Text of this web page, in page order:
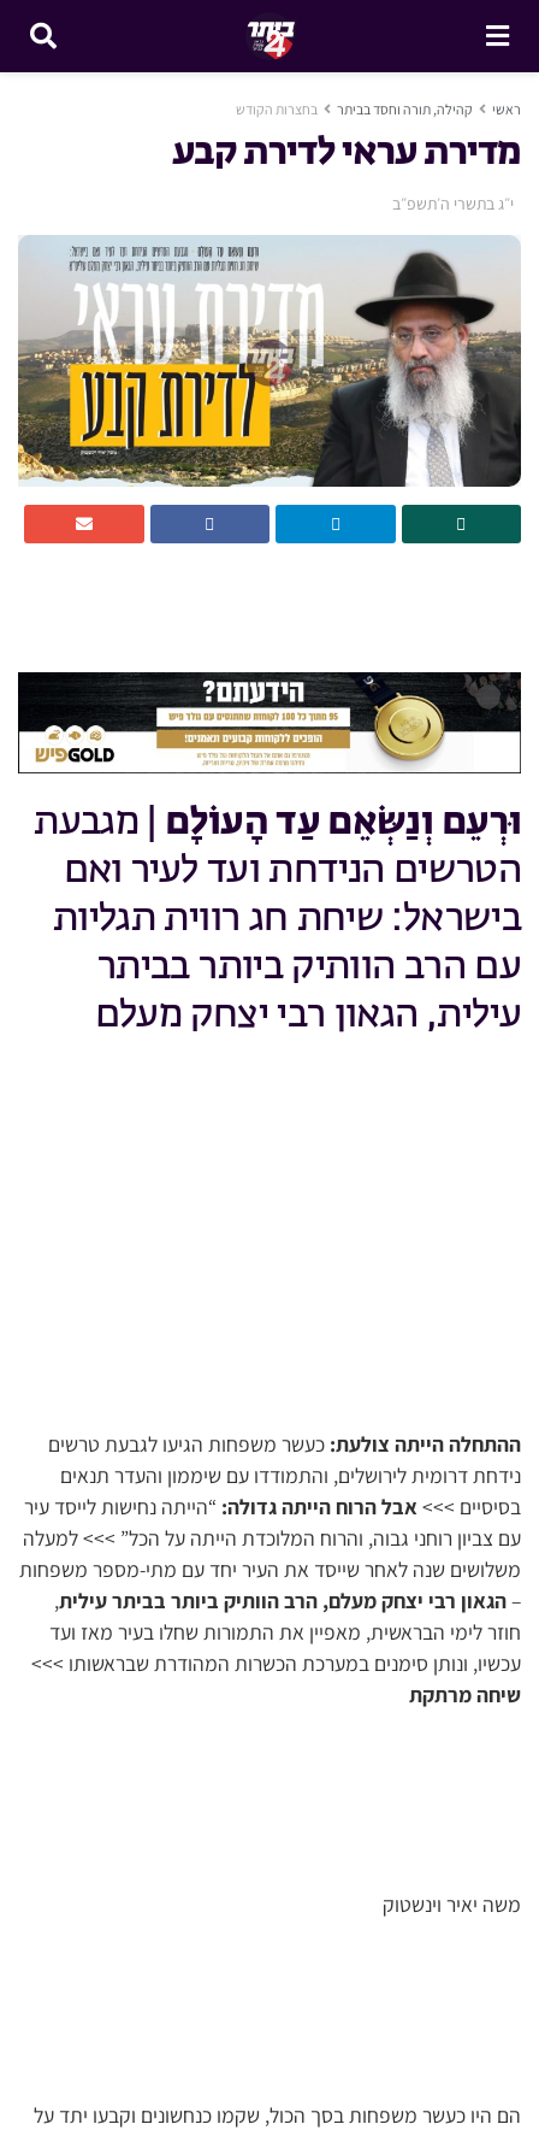
ראשי קהילה, תורה וחסד בביתר בחצרות הקודש
מדירת עראי לדירת קבע
י״ג בתשרי ה׳תשפ״ב
וּרְעֵם וְנַשְּׂאֵם עַד הָעוֹלָם | מגבעת
הטרשים הנידחת ועד לעיר ואם
בישראל: שיחת חג רווית תגליות
עם הרב הוותיק ביותר בביתר
עילית, הגאון רבי יצחק מעלם
ההתחלה הייתה צולעת: כעשר משפחות הגיעו לגבעת טרשים
נידחת דרומית לירושלים, והתמודדו עם שיממון והעדר תנאים
בסיסיים >>> אבל הרוח הייתה גדולה: “הייתה נחישות לייסד עיר
עם צביון רוחני גבוה, והרוח המלוכדת הייתה על הכל” >>> למעלה
משלושים שנה לאחר שייסד את העיר יחד עם מתי-מספר משפחות
–הגאון רבי יצחק מעלם, הרב הוותיק ביותר בביתר עילית,
חוזר לימי הבראשית, מאפיין את התמורות שחלו בעיר מאז ועד
עכשיו, ונותן סימנים במערכת הכשרות המהודרת שבראשותו >>>
שיחה מרתקת
משה יאיר וינשטוק
הם היו כעשר משפחות בסך הכול, שקמו כנחשונים וקבעו יתד על